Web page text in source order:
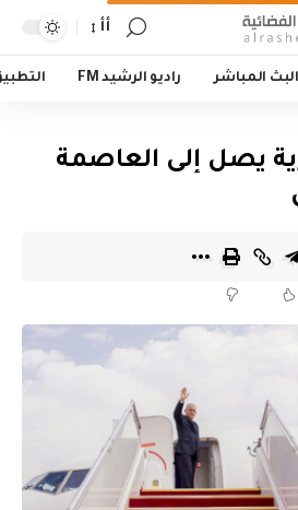
أأ
البث المباشر راديو الرشيد FM
يصل إلى العاصمة